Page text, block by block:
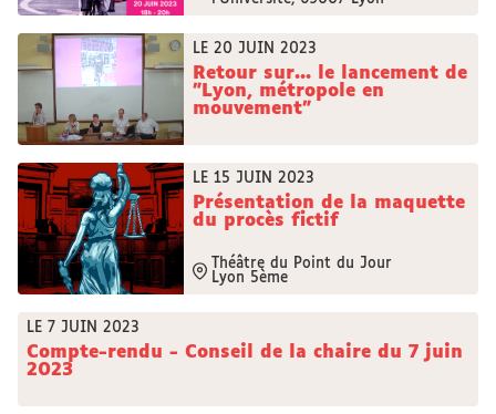
LE 20 JUIN 2023
Retour sur... le lancement de
"Lyon, métropole en
mouvement"
LE 15 JUIN 2023
Présentation de la maquette
du procès fictif
Théâtre du Point du Jour
Lyon 5ème
LE 7 JUIN 2023
Compte-rendu - Conseil de la chaire du 7 juin
2023